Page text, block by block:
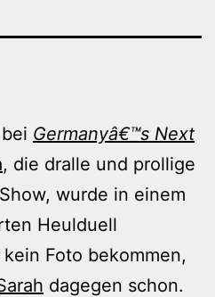
Germanyâ€™s Next
, die dralle und prollige
wurde in einem
Heulduell
Foto bekommen,
dagegen schon.